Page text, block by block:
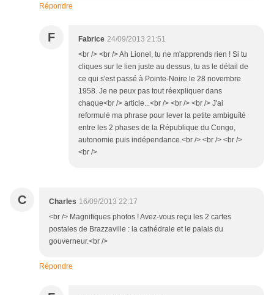
Répondre
F Fabrice 24/09/2013 21:51
<br /> <br /> Ah Lionel, tu ne m'apprends rien ! Si tu
cliques sur le lien juste au dessus, tu as le détail de
ce qui s'est passé à Pointe-Noire le 28 novembre
1958. Je ne peux pas tout réexpliquer dans
chaque<br /> article...<br /> <br /> <br /> J'ai
reformulé ma phrase pour lever la petite ambiguïté
entre les 2 phases de la République du Congo,
autonomie puis indépendance.<br /> <br /> <br />
<br />
C Charles 16/09/2013 22:17
<br /> Magnifiques photos ! Avez-vous reçu les 2 cartes
postales de Brazzaville : la cathédrale et le palais du
gouverneur.<br />
Répondre